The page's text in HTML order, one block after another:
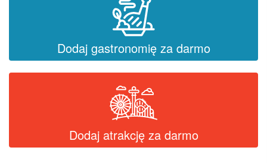
Dodaj gastronomię za darmo
Dodaj atrakcję za darmo